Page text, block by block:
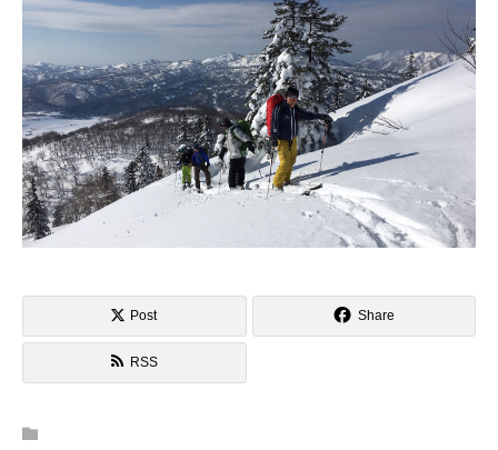
Post Share
RSS